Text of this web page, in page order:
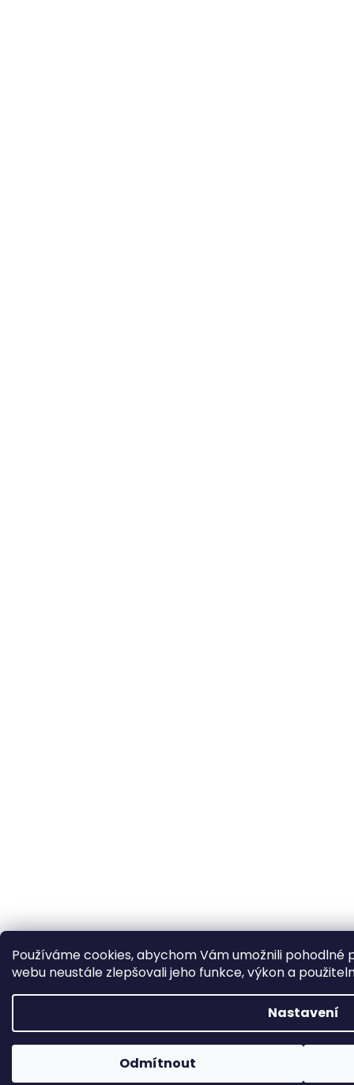
Používáme cookies, abychom Vám umožnili
webu neustále zlepšovali jeho funkce, výkon a
Nastavení
Odmítnout
V období od 31.7. do 10.8. 2026 bude naše firma uzavřena.